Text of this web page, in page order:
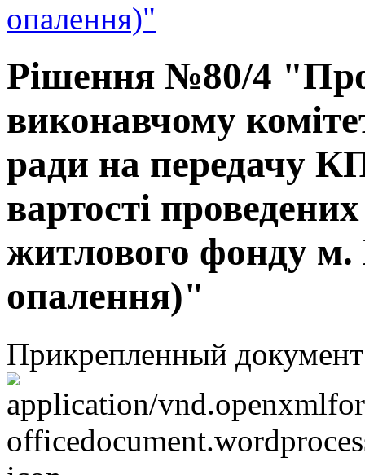
опалення)"
Рішення №80/4
виконавчому
ради на передачу
вартості
житлового фонду
опалення)"
Прикрепленный